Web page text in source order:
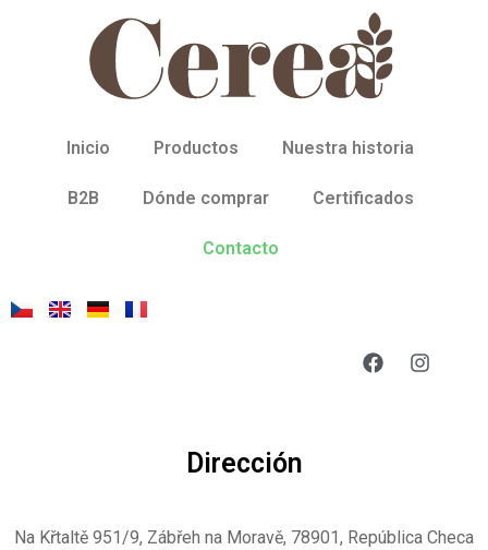
Inicio Productos Nuestra historia
B2B Dónde comprar Certificados
Contacto
Dirección
Na Křtaltě 951/9, Zábřeh na Moravě, 78901, República Checa